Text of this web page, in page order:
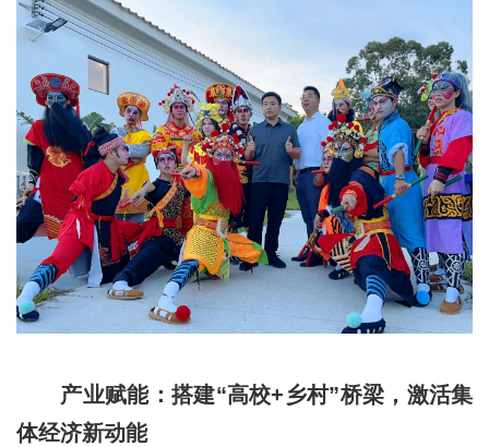
产业赋能：搭建“高校+乡村”桥梁，激活集
体经济新动能